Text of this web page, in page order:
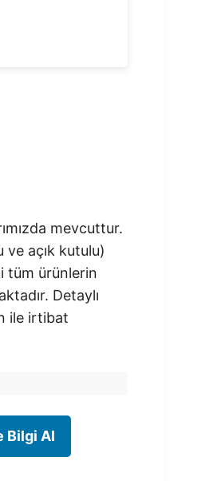
mevcuttur.
ve açık kutulu)
tüm ürünlerin
Detaylı
ile irtibat
Bilgi Al